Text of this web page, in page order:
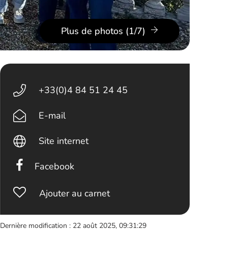
Plus de photos (1/7)
+33(0)4 84 51 24 45
E-mail
Site internet
Facebook
Ajouter au carnet
Dernière modification : 22 août 2025, 09:31:29